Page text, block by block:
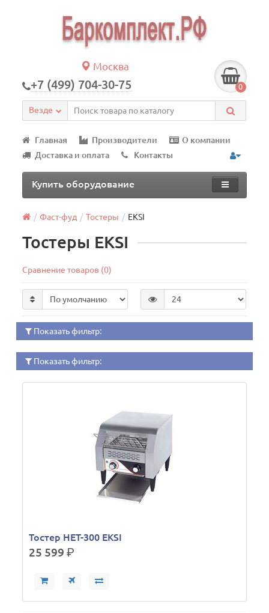
Москва
+7 (499) 704-30-75 0
Везде
Главная Производители
О компании
Доставка и оплата
Контакты
Купить оборудование
Фаст-фуд Тостеры EKSI
Тостеры EKSI
Сравнение товаров (0)
Показать фильтр:
Показать фильтр:
Тостер HET-300 EKSI
25 599р.